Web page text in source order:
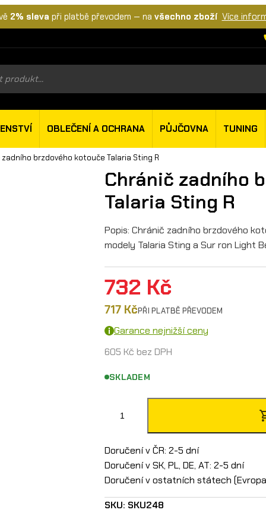
2% sleva při platbě převodem — na všechno zboží Více
OBLEČENÍ A OCHRANA PŮJČOVNA TUNING
brzdového kotouče Talaria Sting R
Chránič zadního
Talaria Sting R
Popis: Chránič zadního brzdového
modely Talaria Sting a Sur ron Light
732 Kč
717 KčPŘI PLATBĚ PŘEVODEM
Garance nejnižší ceny
605 Kč bez DPH
SKLADEM
r
á
i
Doručení v ČR: 2-5 dní
Doručení v SK, PL, DE, AT: 2-5 dní
Doručení v ostatních státech
SKU: SKU248